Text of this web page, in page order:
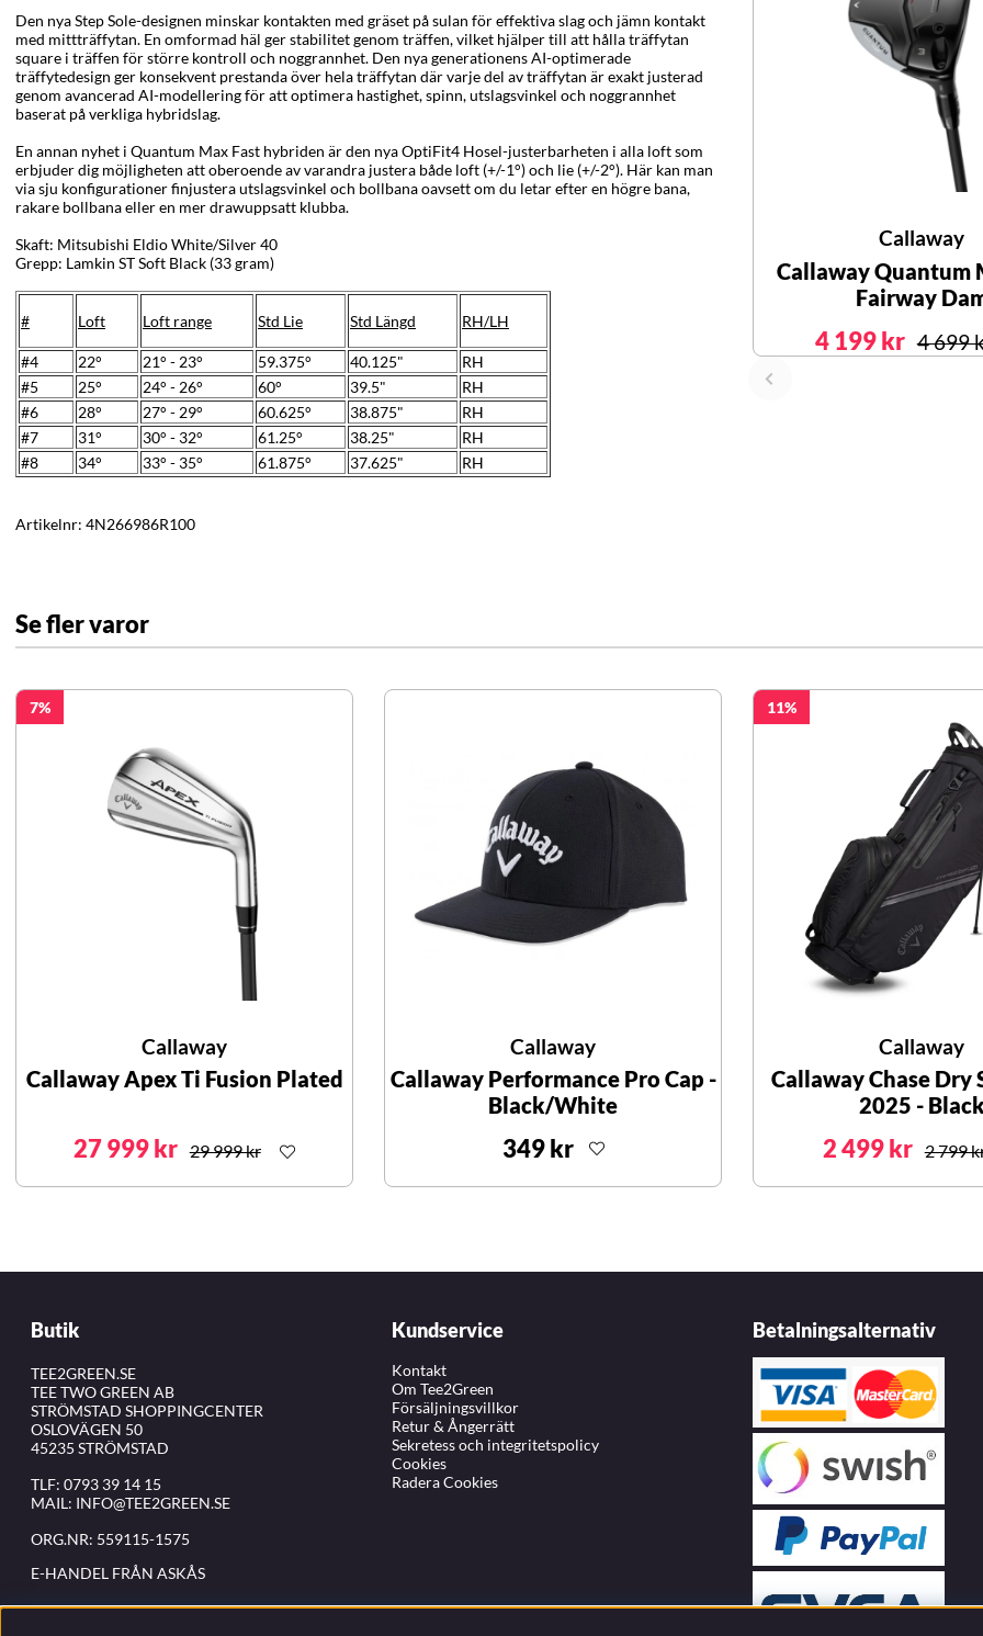
Den nya Step Sole-designen minskar kontakten med gräset på sulan för effektiva slag och jämn kontakt
med mittträffytan. En omformad häl ger stabilitet genom träffen, vilket hjälper till att hålla träffytan
square i träffen för större kontroll och noggrannhet. Den nya generationens AI-optimerade
träffytedesign ger konsekvent prestanda över hela träffytan där varje del av träffytan är exakt justerad
genom avancerad AI-modellering för att optimera hastighet, spinn, utslagsvinkel och noggrannhet
baserat på verkliga hybridslag.
En annan nyhet i Quantum Max Fast hybriden är den nya OptiFit4 Hosel-justerbarheten i alla loft som
erbjuder dig möjligheten att oberoende av varandra justera både loft (+/-1°) och lie (+/-2°). Här kan man
via sju konfigurationer finjustera utslagsvinkel och bollbana oavsett om du letar efter en högre bana,
rakare bollbana eller en mer drawuppsatt klubba.
Skaft: Mitsubishi Eldio White/Silver 40
Grepp: Lamkin ST Soft Black (33 gram)
# Loft Loft range Std Lie Std Längd RH/LH
#4 22° 21° - 23° 59.375° 40.125"
RH
#5
25° 24° - 26° 60° 39.5"
RH
#6
28° 27° - 29° 60.625° 38.875"
RH
#7
31° 30° - 32° 61.25° 38.25"
RH
#8
34° 33° - 35° 61.875° 37.625" RH
Artikelnr: 4N266986R100
Callaway
Callaway Quantum
Fairway
4 199 kr 4 699
Se fler varor
7
Callaway
Callaway Apex Ti Fusion Plated
27 999 kr 29 999 kr
Callaway
Callaway Performance Pro Cap -
Black/White
349 kr
11
Callaway
Callaway Chase Dry
2025 -
2 499 kr 2 799
Butik
TEE2GREEN.SE
TEE TWO GREEN AB
STRÖMSTAD SHOPPINGCENTER
OSLOVÄGEN 50
45235 STRÖMSTAD
TLF: 0793 39 14 15
MAIL: INFO@TEE2GREEN.SE
ORG.NR: 559115-1575
E-HANDEL FRÅN ASKÅS
Kundservice
Kontakt
Om Tee2Green
Försäljningsvillkor
Retur & Ångerrätt
Sekretess och integritetspolicy
Cookies
Radera Cookies
Betalningsalternativ